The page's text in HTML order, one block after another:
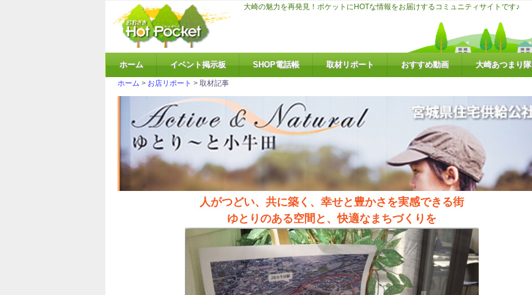
大崎の魅力を再発見！ポケットにHOTな情報をお届けするコミュニティサイトです♪
ホーム イベント掲示板 SHOP電話帳 取材リポート おすすめ動画 大崎あつまり隊
ホーム > お店リポート > 取材記事